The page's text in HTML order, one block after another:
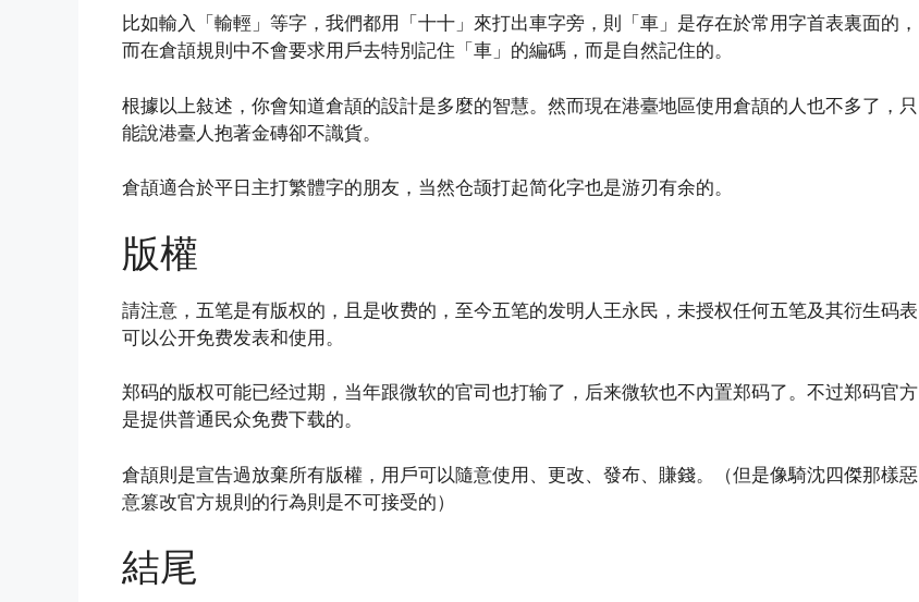
比如輸入「輸輕」等字，我們都用「十十」來打出車字旁，則「車」是存在於常用字首表裏面的，
而在倉頡規則中不會要求用戶去特別記住「車」的編碼，而是自然記住的。
根據以上敍述，你會知道倉頡的設計是多麼的智慧。然而現在港臺地區使用倉頡的人也不多了，只
能說港臺人抱著金磚卻不識貨。
倉頡適合於平日主打繁體字的朋友，当然仓颉打起简化字也是游刃有余的。
版權
請注意，五笔是有版权的，且是收费的，至今五笔的发明人王永民，未授权任何五笔及其衍生码表
可以公开免费发表和使用。
郑码的版权可能已经过期，当年跟微软的官司也打输了，后来微软也不內置郑码了。不过郑码官方
是提供普通民众免费下载的。
倉頡則是宣告過放棄所有版權，用戶可以隨意使用、更改、發布、賺錢。（但是像騎沈四傑那樣惡
意篡改官方規則的行為則是不可接受的）
結尾